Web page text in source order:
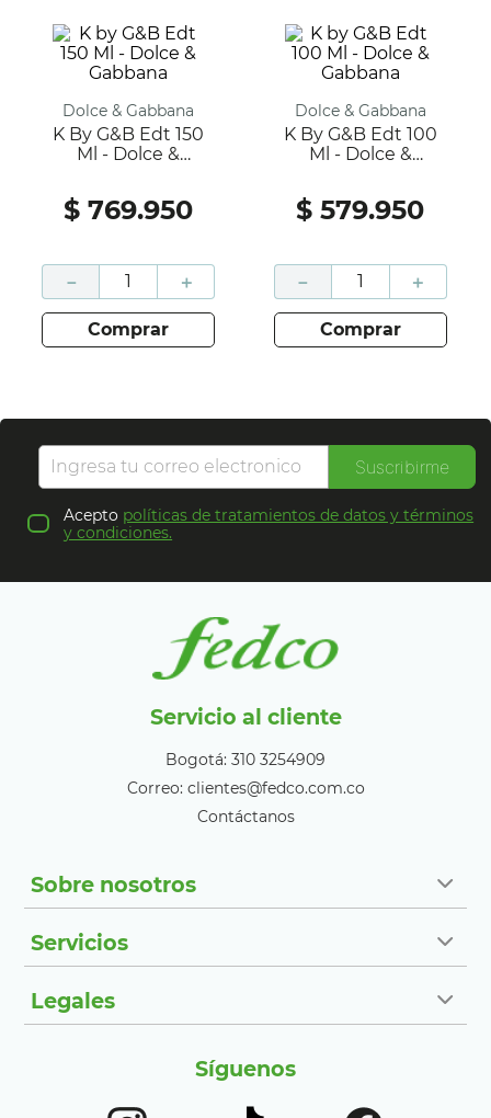
Dolce & Gabbana
K By G&B Edt 150
Ml - Dolce &
$ 769.950
＋
－
comprar
Dolce & Gabbana
K By G&B Edt 100
Ml - Dolce &
$ 579.950
＋
－
comprar
Suscribirme
Acepto políticas de tratamientos de datos y términos
y condiciones.
Servicio al cliente
Bogotá: 310 3254909
Correo: clientes@fedco.com.co
Contáctanos
Sobre nosotros
Servicios
Legales
Síguenos